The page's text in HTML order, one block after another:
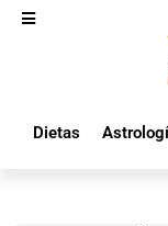
Dietas